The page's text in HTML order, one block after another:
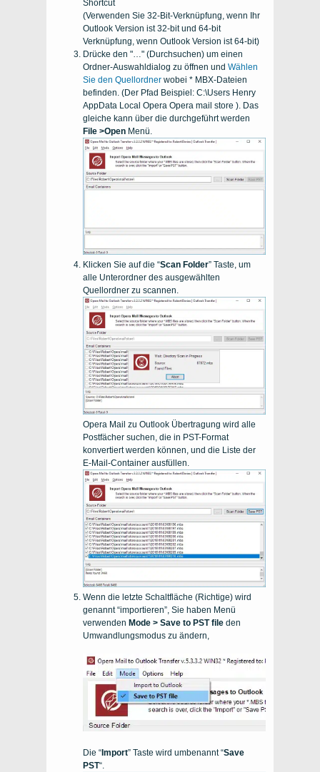
Shortcut
(Verwenden Sie 32-Bit-Verknüpfung, wenn Ihr
Outlook Version ist32-bitund 64-bit
Verknüpfung, wenn Outlook Version ist64-bit)
Drücke den "…" (Durchsuchen) um einen
Ordner-Auswahldialog zu öffnen und Wählen
Sie den Quellordner wobei * MBX-Dateien
befinden. (Der Pfad Beispiel: C:\Users Henry
AppData Local Opera Opera mail store ). Das
gleiche kann über die durchgeführt werden
File >Open Menü.
Klicken Sie auf die “Scan Folder” Taste, um
alle Unterordner des ausgewählten
Quellordner zu scannen.
Opera Mail zu Outlook Übertragung wird alle
Postfächer suchen, die in PST-Format
konvertiert werden können, und die Liste der
E-Mail-Container ausfüllen.
Wenn die letzte Schaltfläche (Richtige) wird
genannt “importieren”, Sie haben Menü
verwenden Mode > Save to PST file den
Umwandlungsmodus zu ändern,
Die “ Import” Taste wird umbenannt “Save
PST“.